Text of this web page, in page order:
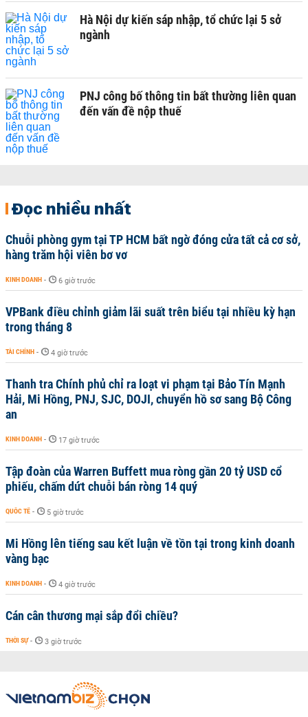
Hà Nội dự kiến sáp nhập, tổ chức lại 5 sở
ngành
PNJ công bố thông tin bất thường liên quan
đến vấn đề nộp thuế
Đọc nhiều nhất
Chuỗi phòng gym tại TP HCM bất ngờ đóng cửa tất cả cơ sở,
hàng trăm hội viên bơ vơ
KINH DOANH - 6 giờ trước
VPBank điều chỉnh giảm lãi suất trên biểu tại nhiều kỳ hạn
trong tháng 8
TÀI CHÍNH - 4 giờ trước
Thanh tra Chính phủ chỉ ra loạt vi phạm tại Bảo Tín Mạnh
Hải, Mi Hồng, PNJ, SJC, DOJI, chuyển hồ sơ sang Bộ Công
an
KINH DOANH - 17 giờ trước
Tập đoàn của Warren Buffett mua ròng gần 20 tỷ USD cổ
phiếu, chấm dứt chuỗi bán ròng 14 quý
QUỐC TẾ - 5 giờ trước
Mi Hồng lên tiếng sau kết luận về tồn tại trong kinh doanh
vàng bạc
KINH DOANH - 4 giờ trước
Cán cân thương mại sắp đổi chiều?
THỜI SỰ - 3 giờ trước